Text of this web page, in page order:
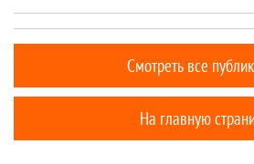
Смотреть все
На главную